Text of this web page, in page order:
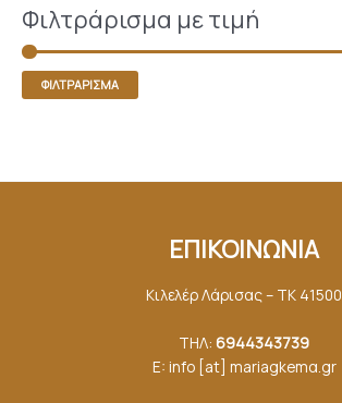
Φιλτράρισμα με τιμή
ΦΙΛΤΡΆΡΙΣΜΑ
ΕΠΙΚΟΙΝΩΝΙΑ
Κιλελέρ Λάρισας – ΤΚ 41500
ΤΗΛ: 6944343739
E: info [at] mariagkemα.gr